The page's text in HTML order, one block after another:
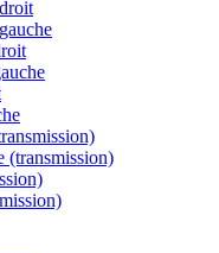
(transmission)